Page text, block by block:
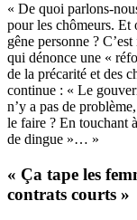
« De quoi parlons-
pour les chômeurs. Et
gêne personne ?
qui dénonce une «
de la précarité et des
continue : « Le
n’y a pas de
le faire ? En touchant
de dingue »… »
« Ça tape les
contrats courts »